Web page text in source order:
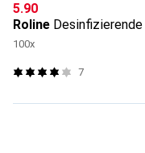
CHF
5.90
Roline
100x
7